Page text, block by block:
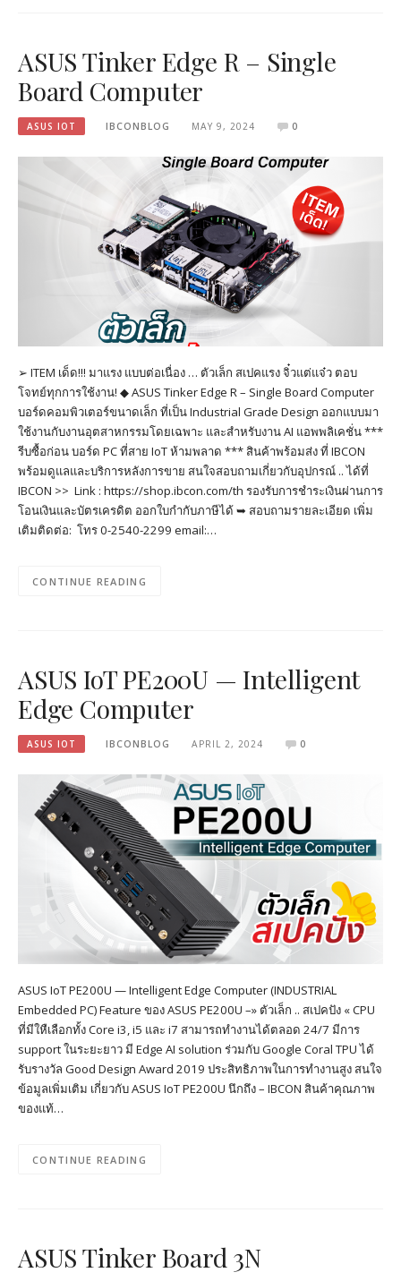
ASUS Tinker Edge R – Single
Board Computer
ASUS IOT IBCONBLOG MAY 9, 2024 0
➢ ITEM เด็ด!!! มาแรง แบบต่อเนื่อง … ตัวเล็ก สเปคแรง จิ๋วแต่แจ๋ว ตอบ
โจทย์ทุกการใช้งาน! ◆ ASUS Tinker Edge R – Single Board Computer
บอร์ดคอมพิวเตอร์ขนาดเล็ก ที่เป็น Industrial Grade Design ออกแบบมา
ใช้งานกับงานอุตสาหกรรมโดยเฉ​พาะ และสำหรับงาน AI แอพพลิเคชั่น ***
รีบซื้อก่อน บอร์ด PC ที่สาย IoT ห้ามพลาด *** สินค้าพร้อมส่ง ที่ IBCON
พร้อมดูแลและบริการหลังการขาย สนใจสอบถามเกี่ยวกับอุปกรณ์ .. ได้ที่
IBCON >> Link : https://shop.ibcon.com/th รองรับการชำระเงินผ่านการ
โอนเงินและบัตรเครดิต ออกใบกำกับภาษีได้ ➥ สอบถามรายละเอียด เพิ่ม
เติมติดต่อ: โทร 0-2540-2299 email:…
CONTINUE READING
ASUS IoT PE200U — Intelligent
Edge Computer
ASUS IOT IBCONBLOG APRIL 2, 2024 0
ASUS IoT PE200U — Intelligent Edge Computer (INDUSTRIAL
Embedded PC) Feature ของ ASUS PE200U –» ตัวเล็ก .. สเปคปัง « CPU
ที่มีใหืเลือกทั้ง Core i3, i5 และ i7 สามารถทำงานได้ตลอด 24/7 มีการ
support ในระยะยาว มี Edge AI solution ร่วมกับ Google Coral TPU ได้
รับรางวัล Good Design Award 2019 ประสิทธิภาพในการทำงานสูง สนใจ
ข้อมูลเพิ่มเติม เกี่ยวกับ ASUS IoT PE200U นึกถึง – IBCON สินค้าคุณภาพ
ของแท้…
CONTINUE READING
ASUS Tinker Board 3N